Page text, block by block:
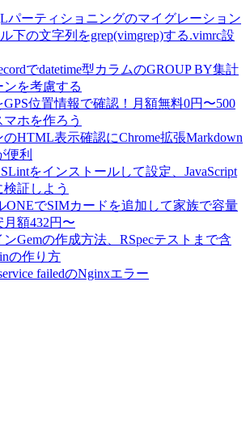
パーティショニングのマイグレーション
下の文字列をgrep(vimgrep)する.vimrc設
でdatetime型カラムのGROUP BY集計
を考慮する
位置情報で確認！月額無料0円〜500
ホを作ろう
HTML表示確認にChrome拡張Markdown
便利
をインストールして設定、JavaScript
証しよう
ONEでSIMカードを追加して家族で容量
額432円〜
ンGemの作成方法、RSpecテストまで含
の作り方
failedのNginxエラー